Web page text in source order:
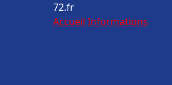
72.fr
Accueil Informations